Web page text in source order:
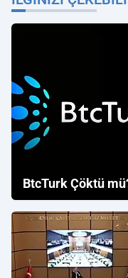
BtcTurk Çöktü